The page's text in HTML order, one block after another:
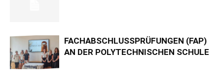
FACHABSCHLUSSPRÜFUNGEN (FAP)
AN DER POLYTECHNISCHEN SCHULE